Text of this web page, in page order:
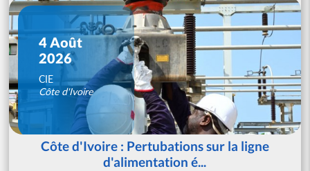
4 Août
2026
CIE
Côte d'Ivoire
Côte d'Ivoire : Pertubations sur la ligne
d'alimentation é...